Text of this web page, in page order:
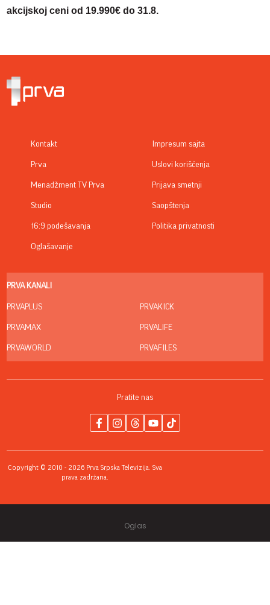
akcijskoj ceni od 19.990€ do 31.8.
Kontakt
Prva
Menadžment TV Prva
Studio
16:9 podešavanja
Oglašavanje
Impresum sajta
Uslovi korišćenja
Prijava smetnji
Saopštenja
Politika privatnosti
PRVA KANALI
PRVAPLUS
PRVAMAX
PRVAWORLD
PRVAKICK
PRVALIFE
PRVAFILES
Pratite nas
Copyright © 2010 - 2026 Prva Srpska Televizija. Sva
prava zadržana.